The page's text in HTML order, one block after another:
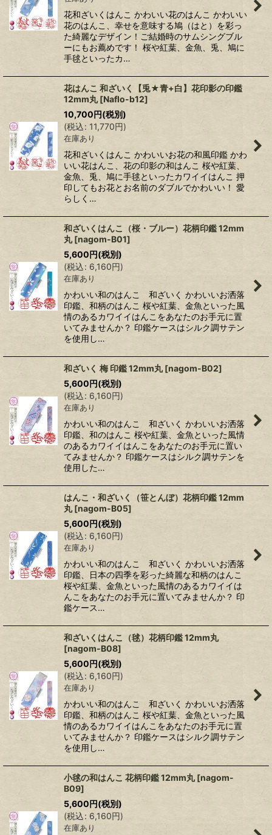
花和ざいくはんこ かわいい花のはんこ かわいい
花のはんこ、幸せを意味する鳩（はと）を彩っ
た綺麗なデザイン！ご結婚時のサムシングブル
ーにもお薦めです！ 桜や紅葉、金魚、兎、鳩に
手毬といったカ…
花はんこ 和ざいく【兎★青+白】花印影の印鑑
12mm丸 [Naflo-b12]
10,700円(税別)
(税込: 11,770円)
在庫あり
花和ざいくはんこ かわいいお花の和風印鑑 かわ
いい花はんこ、花の印影の和はんこ 桜や紅葉、
金魚、兎、鳩に手毬といったカワイイはんこ 押
印してもお花とお名前のダブルでかわいい！ 愛
らしく…
和ざいくはんこ（桜・ブルー）花柄印鑑 12mm
丸 [nagom-B01]
5,600円(税別)
(税込: 6,160円)
在庫あり
かわいい和のはんこ 和ざいく かわいいお洒落
印鑑、和柄のはんこ 桜や紅葉、金魚といった風
情のあるカワイイはんこをあなたのお手元に置
いてみませんか？ 印鑑ケースはシルク調サテン
を使用し…
和ざいく 梅 印鑑 12mm丸 [nagom-B02]
5,600円(税別)
(税込: 6,160円)
在庫あり
かわいい和のはんこ 和ざいく かわいいお洒落
印鑑、和のはんこ 桜や紅葉、金魚といった風情
のあるカワイイはんこをあなたのお手元に置い
てみませんか？ 印鑑ケースはシルク調サテンを
使用した…
はんこ・和ざいく（笹とんぼ）花柄印鑑 12mm
丸 [nagom-B05]
5,600円(税別)
(税込: 6,160円)
在庫あり
かわいい和のはんこ 和ざいく かわいいお洒落
印鑑、日本の四季を彩った綺麗な和柄のはんこ
桜や紅葉、金魚といった風情のあるカワイイは
んこをあなたのお手元に置いてみませんか？ 印
鑑ケース…
和ざいくはんこ（毬）花柄印鑑 12mm丸
[nagom-B08]
5,600円(税別)
(税込: 6,160円)
在庫あり
かわいい和のはんこ 和ざいく かわいいお洒落
印鑑、和柄のはんこ 桜や紅葉、金魚といった風
情のあるカワイイはんこをあなたのお手元に置
いてみませんか？ 印鑑ケースはシルク調サテン
を使用し…
小毬の和はんこ 花柄印鑑 12mm丸 [nagom-
B09]
5,600円(税別)
(税込: 6,160円)
在庫あり